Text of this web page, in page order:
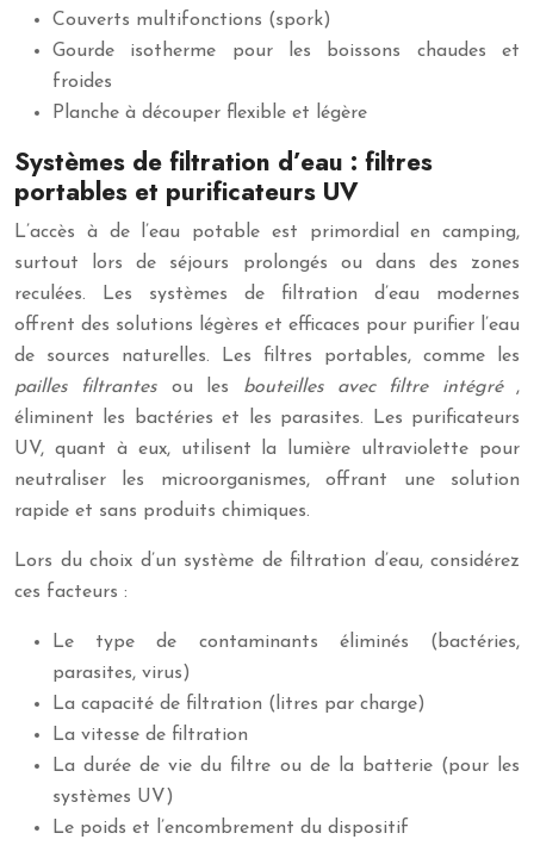
Couverts multifonctions (spork)
Gourde isotherme pour les boissons chaudes et
froides
Planche à découper flexible et légère
Systèmes de filtration d’eau : filtres
portables et purificateurs UV
L’accès à de l’eau potable est primordial en camping,
surtout lors de séjours prolongés ou dans des zones
reculées. Les systèmes de filtration d’eau modernes
offrent des solutions légères et efficaces pour purifier l’eau
de sources naturelles. Les filtres portables, comme les
pailles filtrantes ou les bouteilles avec filtre intégré ,
éliminent les bactéries et les parasites. Les purificateurs
UV, quant à eux, utilisent la lumière ultraviolette pour
neutraliser les microorganismes, offrant une solution
rapide et sans produits chimiques.
Lors du choix d’un système de filtration d’eau, considérez
ces facteurs :
Le type de contaminants éliminés (bactéries,
parasites, virus)
La capacité de filtration (litres par charge)
La vitesse de filtration
La durée de vie du filtre ou de la batterie (pour les
systèmes UV)
Le poids et l’encombrement du dispositif